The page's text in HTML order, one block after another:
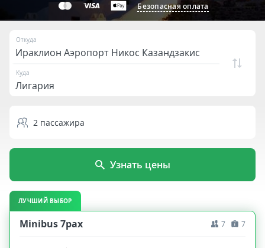
Безопасная оплата
Откуда
Куда
2 пассажира
Узнать цены
ЛУЧШИЙ ВЫБОР
Minibus 7pax 7 7